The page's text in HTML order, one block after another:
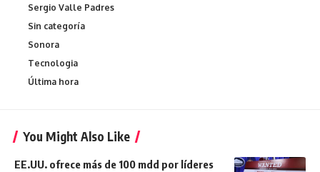
Sergio Valle Padres
Sin categoría
Sonora
Tecnologia
Última hora
You Might Also Like
EE.UU. ofrece más de 100 mdd por líderes